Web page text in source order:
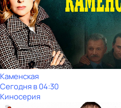
Каменская
Сегодня в 04:30
Киносерия